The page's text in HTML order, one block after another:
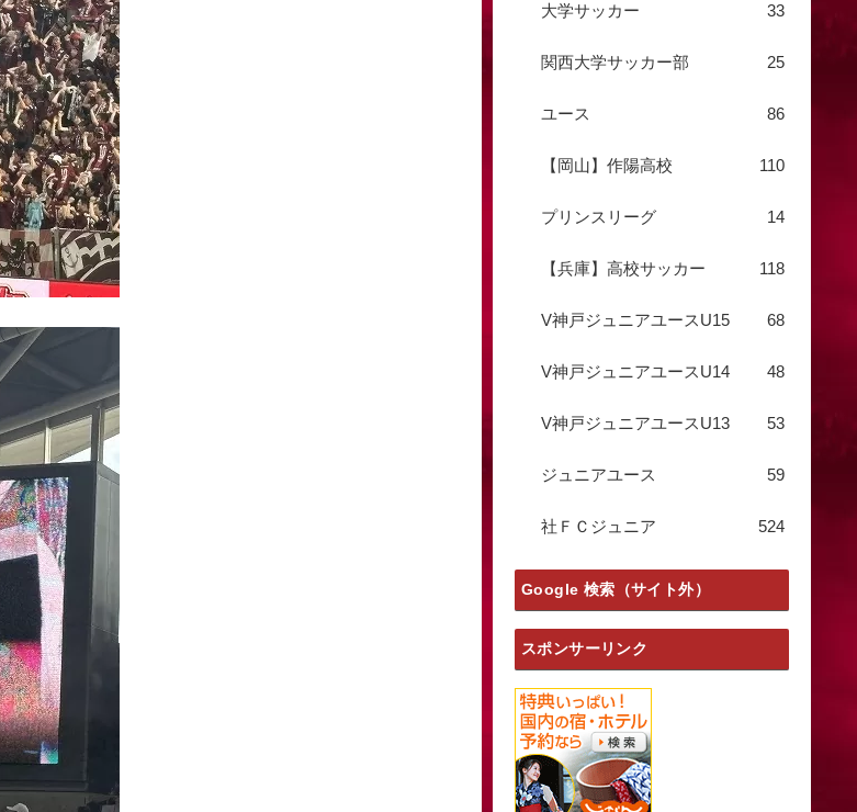
大学サッカー 33
関西大学サッカー部 25
ユース 86
【岡山】作陽高校 110
プリンスリーグ 14
【兵庫】高校サッカー 118
V神戸ジュニアユースU15 68
V神戸ジュニアユースU14 48
V神戸ジュニアユースU13 53
ジュニアユース 59
社ＦＣジュニア 524
Google 検索（サイト外）
スポンサーリンク